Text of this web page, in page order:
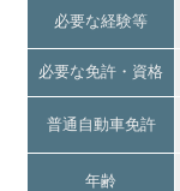
必要な経験等
必要な免許・資格
普通自動車免許
年齢